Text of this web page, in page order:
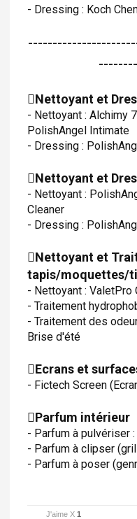
- Dressing : Koch
Nettoyant et
- Nettoyant : Alchimy
PolishAngel Intimate
- Dressing :
Nettoyant et
- Nettoyant :
Cleaner
- Dressing :
Nettoyant et
tapis/moquettes/
- Nettoyant : ValetPro
- Traitement
- Traitement des
Brise d'été
Ecrans et
- Fictech Screen
Parfum intérieur
- Parfum à pulvériser
- Parfum à clipser
- Parfum à poser
J'aime X1